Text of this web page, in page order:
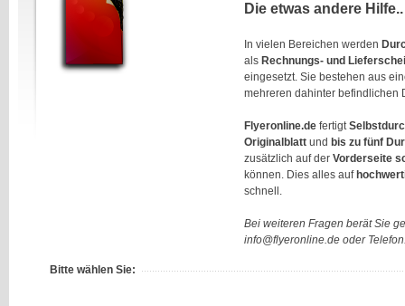
Die etwas andere Hilfe..
In vielen Bereichen werden
als Rechnungs- und
eingesetzt. Sie bestehen aus
mehreren dahinter befindlichen
Flyeronline.de fertigt
Originalblatt und bis zu fünf
zusätzlich auf der Vorderseite
können. Dies alles auf
schnell.
Bei weiteren Fragen berät Sie
info@flyeronline.de oder
Bitte wählen Sie: